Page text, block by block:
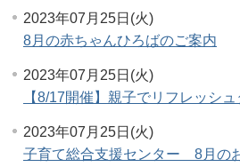
2023年07月25日(火)
8月の赤ちゃんひろばのご案内
2023年07月25日(火)
【8/17開催】親子でリフレッシ
2023年07月25日(火)
子育て総合支援センター 8月の